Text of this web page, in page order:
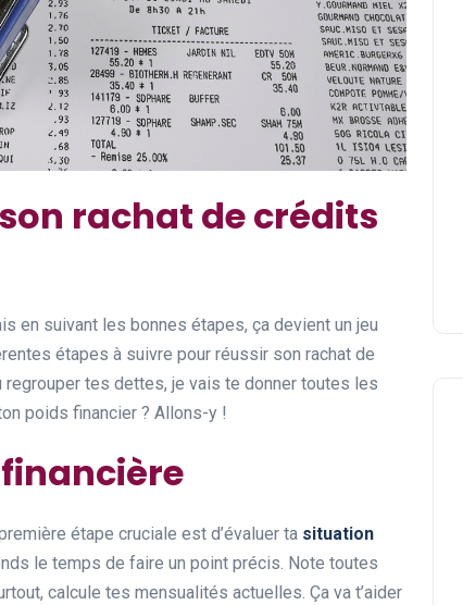
rachat de crédits
en suivant les bonnes étapes, ça devient un jeu
étapes à suivre pour réussir son rachat de
tes dettes, je vais te donner toutes les
poids financier ? Allons-y !
étape cruciale est d’évaluer ta situation
le temps de faire un point précis. Note toutes
calcule tes mensualités actuelles. Ça va t’aider
Les étapes à suivre pour
réussir son rachat de crédit
en étant retraité et fiché
27 novembre 2024